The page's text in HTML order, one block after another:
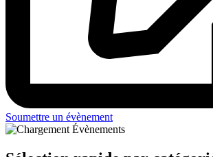
Soumettre un évènement